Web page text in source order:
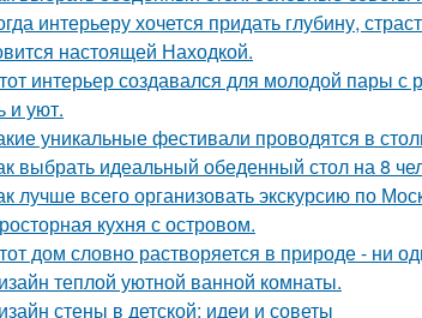
интерьеру хочется придать глубину,
настоящей Находкой.
интерьер создавался для молодой пары
и уют.
уникальные фестивали проводятся в
выбрать идеальный обеденный стол на 8
лучше всего организовать экскурсию по
кухня с островом.
дом словно растворяется в природе - ни
теплой уютной ванной комнаты.
стены в детской: идеи и советы